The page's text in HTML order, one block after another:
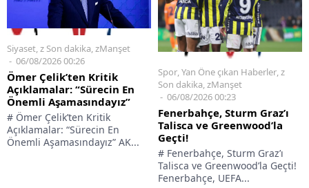
Siyaset,z Son dakika,zManşet
06/08/2026 00:26
Ömer Çelik’ten Kritik
Açıklamalar: “Sürecin En
Önemli Aşamasındayız”
# Ömer Çelik’ten Kritik
Açıklamalar: “Sürecin En
Önemli Aşamasındayız” AK...
Spor,Yan Öne çıkan Haberler,z
Son dakika,zManşet
06/08/2026 00:23
Fenerbahçe, Sturm Graz’ı
Talisca ve Greenwood’la
Geçti!
# Fenerbahçe, Sturm Graz’ı
Talisca ve Greenwood’la Geçti!
Fenerbahçe, UEFA...